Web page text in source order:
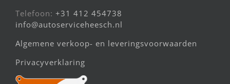
Telefoon: +31 412 454738
info@autoserviceheesch.nl
Algemene verkoop- en leveringsvoorwaarden
Privacyverklaring